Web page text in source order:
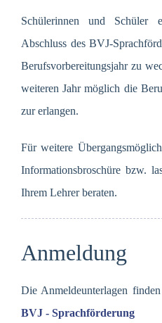
Schülerinnen und Schüler
Abschluss des BVJ-
Berufsvorbereitungsjahr zu
weiteren Jahr möglich die
zur erlangen.
Für weitere
Informationsbroschüre bzw.
Ihrem Lehrer beraten.
Anmeldung
Die Anmeldeunterlagen
BVJ - Sprachförderung